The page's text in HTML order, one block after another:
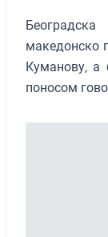
македонско
Куманову, а
поносом